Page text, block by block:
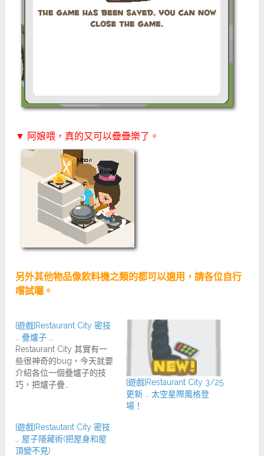
▼ 阿娘喂，真的又可以疊疊樂了。
另外其他物品像飲料機之類的都可以適用，請各位自行
嚐試囉。
[遊戲]Restaurant City 密技
… 疊爐子 …
Restaurant City 其實有一
些很神奇的bug，今天就要
介紹各位一個疊爐子的技
巧，把爐子疊…
[遊戲]Restaurant City 3/25
更新 … 太空星際風格登
場！
[遊戲]Restautant City 密技
… 屋子隱藏術(把屋身和屋
頂變不見)